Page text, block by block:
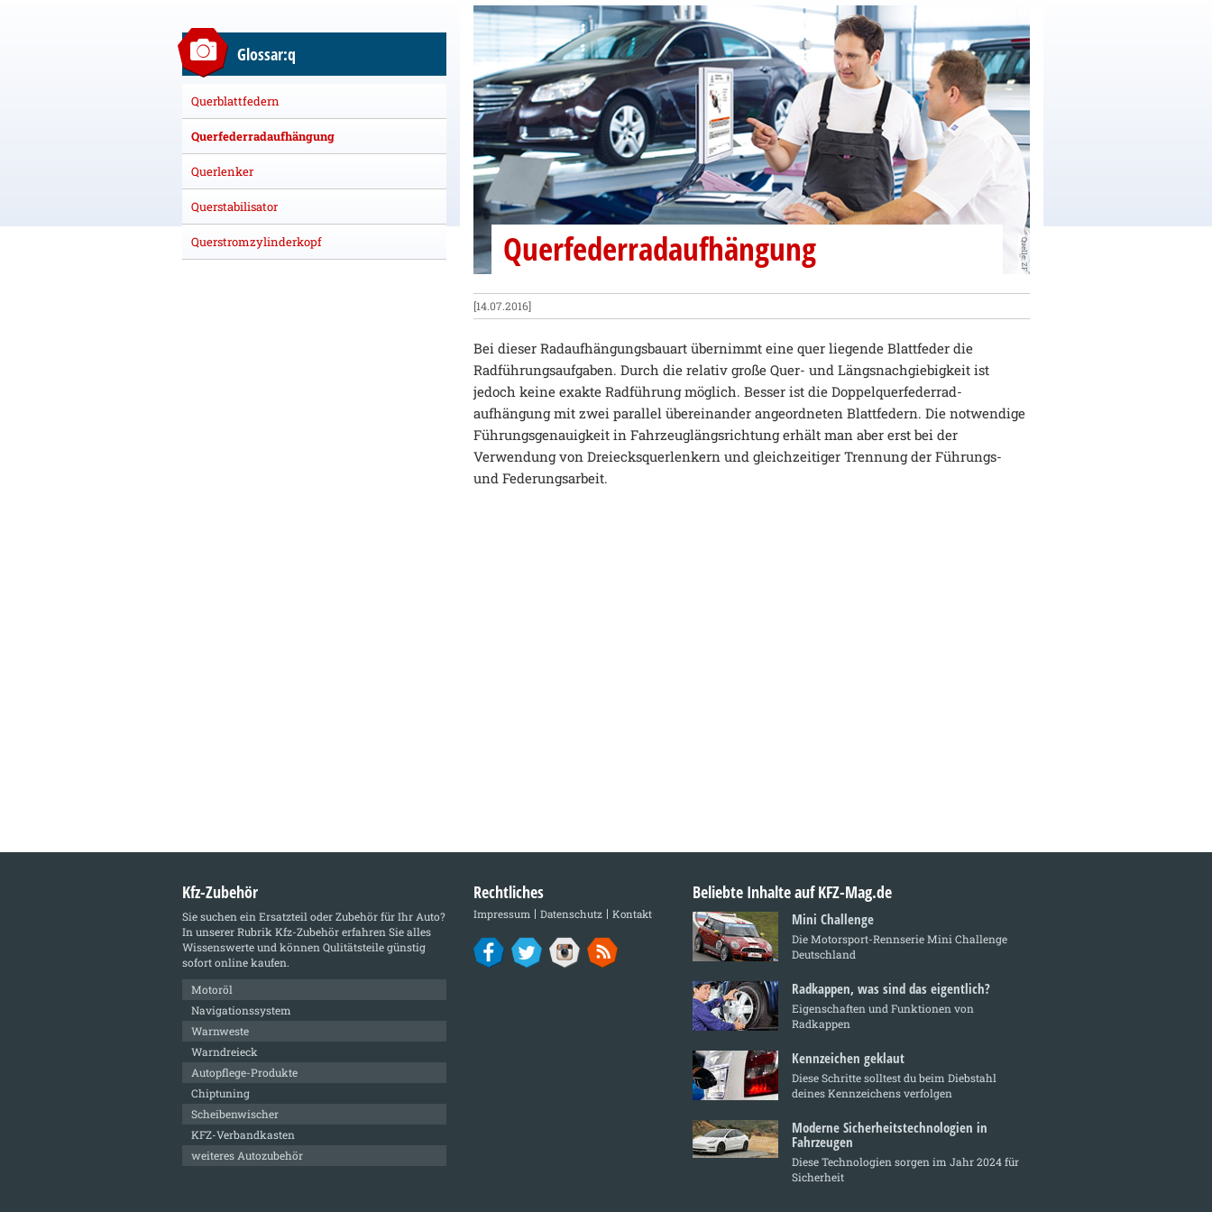
Quelle: ZF
Querfederradaufhängung
[14.07.2016]
Bei dieser Radaufhängungsbauart übernimmt eine quer liegende Blattfeder die
Radführungsaufgaben. Durch die relativ große Quer- und Längsnachgiebigkeit ist
jedoch keine exakte Radführung möglich. Besser ist die Doppelquerfederrad-
aufhängung mit zwei parallel übereinander angeordneten Blattfedern. Die notwendige
Führungsgenauigkeit in Fahrzeuglängsrichtung erhält man aber erst bei der
Verwendung von Dreiecksquerlenkern und gleichzeitiger Trennung der Führungs-
und Federungsarbeit.
Glossar:q
Querblattfedern
Querfederradaufhängung
Querlenker
Querstabilisator
Querstromzylinderkopf
Kfz-Zubehör
Sie suchen ein Ersatzteil oder Zubehör für Ihr Auto?
In unserer Rubrik Kfz-Zubehörerfahren Sie alles
Wissenswerte und können Qulitätsteile günstig
sofort online kaufen.
Motoröl
Navigationssystem
Warnweste
Warndreieck
Autopflege-Produkte
Chiptuning
Scheibenwischer
KFZ-Verbandkasten
weiteres Autozubehör
Rechtliches
Impressum Datenschutz Kontakt
Beliebte Inhalte auf KFZ-Mag.de
Mini Challenge
Die Motorsport-Rennserie Mini Challenge
Deutschland
Radkappen, was sind das eigentlich?
Eigenschaften und Funktionen von
Radkappen
Kennzeichen geklaut
Diese Schritte solltest du beim Diebstahl
deines Kennzeichens verfolgen
Moderne Sicherheitstechnologien in
Fahrzeugen
Diese Technologien sorgen im Jahr 2024 für
Sicherheit